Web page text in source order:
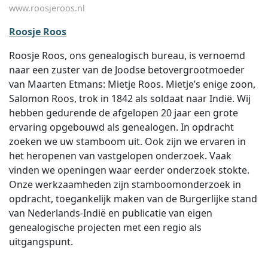
www.roosjeroos.nl
Roosje Roos
Roosje Roos, ons genealogisch bureau, is vernoemd
naar een zuster van de Joodse betovergrootmoeder
van Maarten Etmans: Mietje Roos. Mietje’s enige zoon,
Salomon Roos, trok in 1842 als soldaat naar Indië. Wij
hebben gedurende de afgelopen 20 jaar een grote
ervaring opgebouwd als genealogen. In opdracht
zoeken we uw stamboom uit. Ook zijn we ervaren in
het heropenen van vastgelopen onderzoek. Vaak
vinden we openingen waar eerder onderzoek stokte.
Onze werkzaamheden zijn stamboomonderzoek in
opdracht, toegankelijk maken van de Burgerlijke stand
van Nederlands-Indië en publicatie van eigen
genealogische projecten met een regio als
uitgangspunt.